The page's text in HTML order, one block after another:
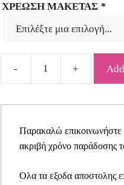
ΧΡΕΩΣΗ ΜΑΚΕΤΑΣ *
Προσκλητήριο
κοριτσάκι
SYNG04
quantity
Παρακαλώ επικοινωνήστε
ακριβή χρόνο παράδοσης
Ολα τα εξοδα αποστολης